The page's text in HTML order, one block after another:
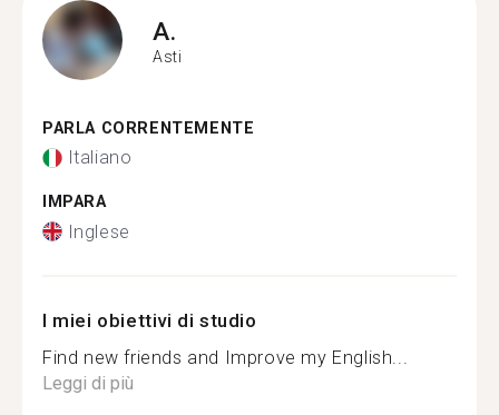
A.
Asti
PARLA CORRENTEMENTE
Italiano
IMPARA
Inglese
I miei obiettivi di studio
Find new friends and Improve my English...
Leggi di più